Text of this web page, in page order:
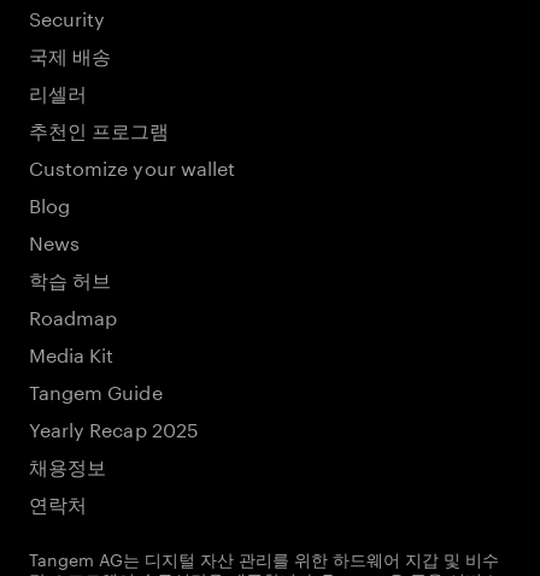
Security
국제 배송
리셀러
추천인 프로그램
Customize your wallet
Blog
News
학습 허브
Roadmap
Media Kit
Tangem Guide
Yearly Recap 2025
채용정보
연락처
Tangem AG는 디지털 자산 관리를 위한 하드웨어 지갑 및 비수